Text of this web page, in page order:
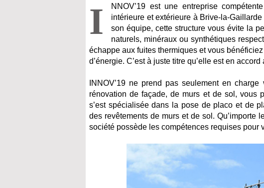
I
NNOV’19 est une entreprise
intérieure et extérieure à Brive-la-
son équipe, cette structure vous évite la
naturels, minéraux ou synthétiques
échappe aux fuites thermiques et vous
d’énergie. C’est à juste titre qu’elle est en
INNOV’19 ne prend pas seulement en
rénovation de façade, de murs et de sol, vous
s’est spécialisée dans la pose de placo et de
des revêtements de murs et de sol. Qu’importe
société possède les compétences requises pour